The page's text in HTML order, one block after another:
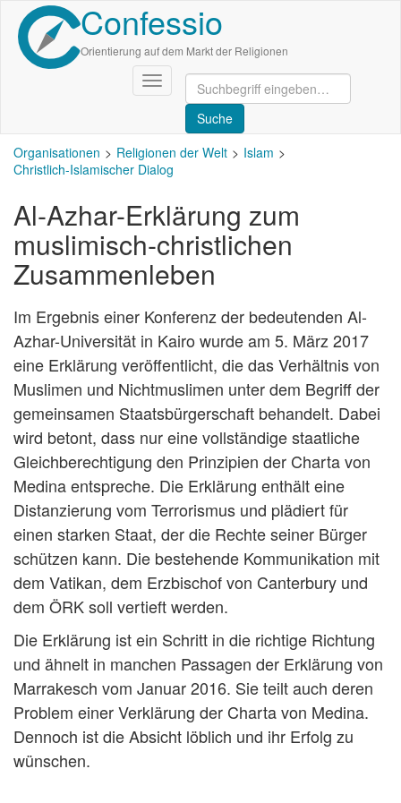
Direkt
zum
Inhalt
Confessio
Orientierung auf dem Markt der Religionen
Navigation
aktivieren/deaktivieren
Organisationen Religionen der Welt
Islam
Christlich-Islamischer Dialog
Al-Azhar-Erklärung zum
muslimisch-christlichen
Zusammenleben
Im Ergebnis einer Konferenz der bedeutenden Al-
Azhar-Universität in Kairo wurde am 5. März 2017
eine Erklärung veröffentlicht, die das Verhältnis von
Muslimen und Nichtmuslimen unter dem Begriff der
gemeinsamen Staatsbürgerschaft behandelt. Dabei
wird betont, dass nur eine vollständige staatliche
Gleichberechtigung den Prinzipien der Charta von
Medina entspreche. Die Erklärung enthält eine
Distanzierung vom Terrorismus und plädiert für
einen starken Staat, der die Rechte seiner Bürger
schützen kann. Die bestehende Kommunikation mit
dem Vatikan, dem Erzbischof von Canterbury und
dem ÖRK soll vertieft werden.
Die Erklärung ist ein Schritt in die richtige Richtung
und ähnelt in manchen Passagen der Erklärung von
Marrakesch vom Januar 2016. Sie teilt auch deren
Problem einer Verklärung der Charta von Medina.
Dennoch ist die Absicht löblich und ihr Erfolg zu
wünschen.